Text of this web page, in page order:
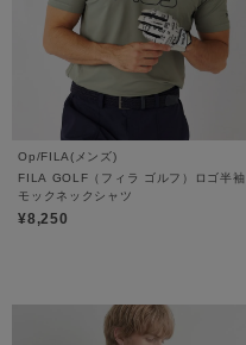
Op/FILA(メンズ)
FILA GOLF（フィラ ゴルフ）ロゴ半袖
モックネックシャツ
¥8,250